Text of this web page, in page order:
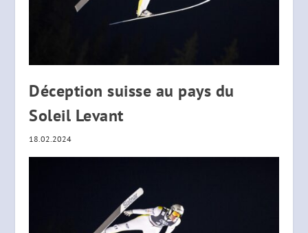
Déception suisse au pays du
Soleil Levant
18.02.2024